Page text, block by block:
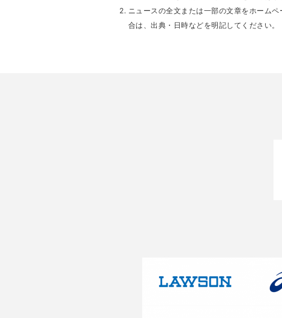
ニュースの全文または一部の文章をホーム
合は、出典・日時などを明記してください。